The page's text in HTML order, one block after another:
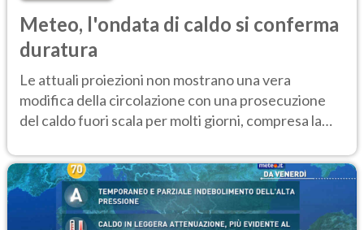
Meteo, l'ondata di caldo si conferma
duratura
Le attuali proiezioni non mostrano una vera
modifica della circolazione con una prosecuzione
del caldo fuori scala per molti giorni, compresa la